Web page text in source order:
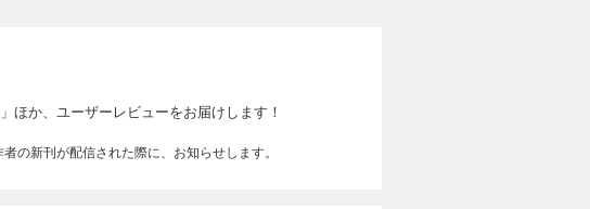
」ほか、ユーザーレビューをお届けします！
の新刊が配信された際に、お知らせします。